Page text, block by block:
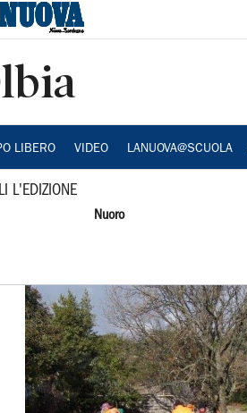
LIBERO VIDEO LANUOVA@SCUOLA
L'EDIZIONE
Nuoro